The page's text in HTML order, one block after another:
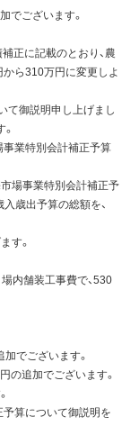
でございます。
正に記載のとおり、農
ら310万円に変更しよ
て御説明申し上げまし
事業特別会計補正予算
場事業特別会計補正予
歳出予算の総額を、
す。
内舗装工事費で、530
でございます。
の追加でございます。
予算について御説明を